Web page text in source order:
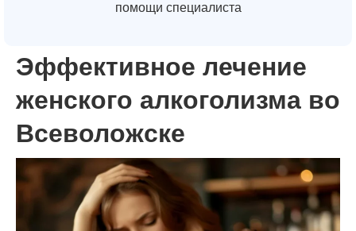
помощи специалиста
Эффективное лечение
женского алкоголизма во
Всеволожске